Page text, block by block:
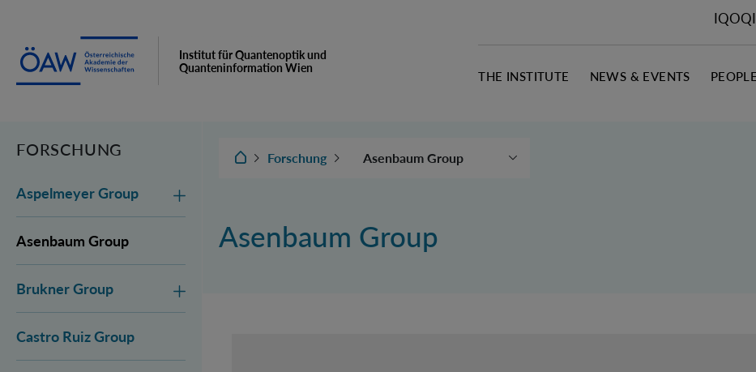
Institut für Quantenoptik und
Quanteninformation Wien
THE INSTITUTE NEWS & EVENTS PEOPLE
FORSCHUNG
Aspelmeyer Group
Asenbaum Group
Brukner Group
Castro Ruiz Group
IQOQI Wien
Forschung
Asenbaum Group
Castro Ruiz Group
Asenbaum Group